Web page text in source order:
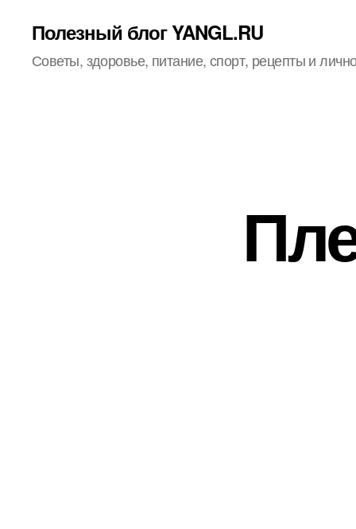
Полезный блог YANGL.RU
Советы, здоровье, питание, спорт, рецепты и